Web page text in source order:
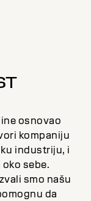
osnovao
kompaniju
industriju, i
sebe.
smo našu
da